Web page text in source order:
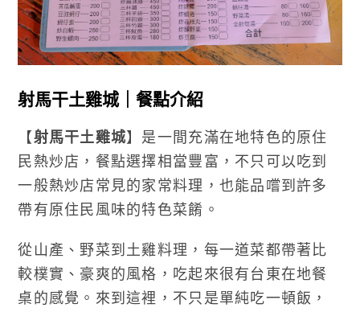
射馬干土雞城｜餐點介紹
【射馬干土雞城】是一間充滿在地特色的原住
民熱炒店，餐點選擇相當豐富，不只可以吃到
一般熱炒店常見的家常料理，也能品嚐到許多
帶有原住民風味的特色菜餚。
從山產、野菜到土雞料理，每一道菜都帶著比
較樸實、豪爽的風格，吃起來很有台東在地餐
桌的感覺。來到這裡，不只是單純吃一頓飯，